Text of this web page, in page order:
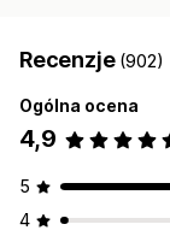
Recenzje (902)
Ogólna ocena
4,9
5
4